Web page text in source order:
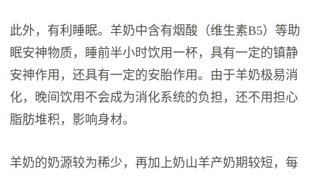
此外，有利睡眠。羊奶中含有烟酸（维生素B5）等助
眠安神物质，睡前半小时饮用一杯，具有一定的镇静
安神作用，还具有一定的安胎作用。由于羊奶极易消
化，晚间饮用不会成为消化系统的负担，还不用担心
脂肪堆积，影响身材。
羊奶的奶源较为稀少，再加上奶山羊产奶期较短，每